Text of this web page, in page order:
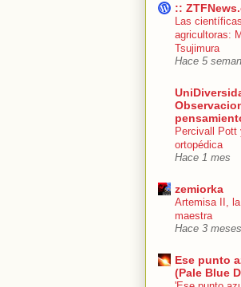
::
Las
agricultoras:
Tsujimura
Hace 5
Percivall Pott
ortopédica
Hace 1 mes
zemiorka
Artemisa II,
maestra
Hace 3 meses
Ese punto
(Pale Blue